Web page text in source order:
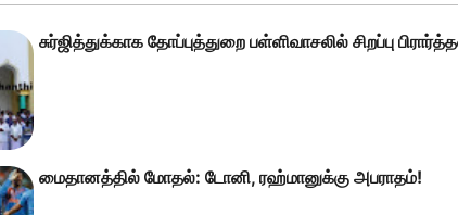
சுர்ஜித்துக்காக தோப்புத்துறை பள்ளிவாசலில் சிறப்பு
மைதானத்தில் மோதல்: டோனி, ரஹ்மானுக்கு அபராதம்!